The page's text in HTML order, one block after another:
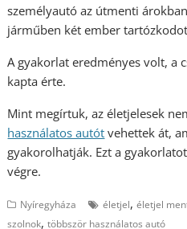
személyautó az útmenti
járműben két ember
A gyakorlat eredményes volt, a
kapta érte.
Mint megírtuk, az életjelesek
használatos autót vehettek át,
gyakorolhatják. Ezt a
végre.
Nyíregyháza életjel,életjel
szolnok,többször használatos autó